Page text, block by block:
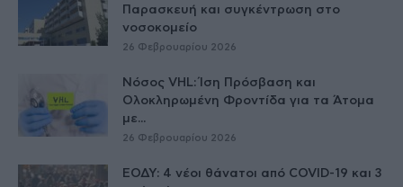
Παρασκευή και συγκέντρωση στο
νοσοκομείο
26 Φεβρουαρίου 2026
Νόσος VHL: Ίση Πρόσβαση και
Ολοκληρωμένη Φροντίδα για τα Άτομα
με...
26 Φεβρουαρίου 2026
ΕΟΔΥ: 4 νέοι θάνατοι από COVID-19 και 3